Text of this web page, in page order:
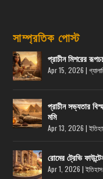
সাম্প্রতিক পোস্ট
প্রাচীন মিশরের
Apr 15, 2026 |
প্রাচীন সভ্যতার
মমি
Apr 13, 2026 |
রোমের ট্রেভি
Apr 1, 2026 |ইতিহাস